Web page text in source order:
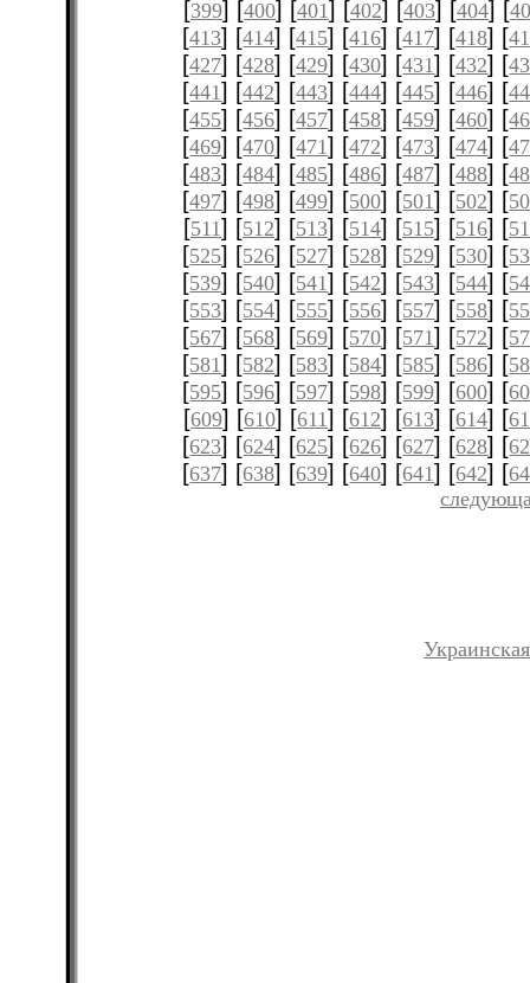
[399] [400] [401] [402] [403] [404] [
[413] [414] [415] [416] [417] [418] [
[427] [428] [429] [430] [431] [432] [
[441] [442] [443] [444] [445] [446] [
[455] [456] [457] [458] [459] [460] [
[469] [470] [471] [472] [473] [474] [
[483] [484] [485] [486] [487] [488] [
[497] [498] [499] [500] [501] [502] [
[511] [512] [513] [514] [515] [516] [
[525] [526] [527] [528] [529] [530] [
[539] [540] [541] [542] [543] [544] [
[553] [554] [555] [556] [557] [558] [
[567] [568] [569] [570] [571] [572] [
[581] [582] [583] [584] [585] [586] [
[595] [596] [597] [598] [599] [600] [
[609] [610] [611] [612] [613] [614] [
[623] [624] [625] [626] [627] [628] [
[637] [638] [639] [640] [641] [642] [